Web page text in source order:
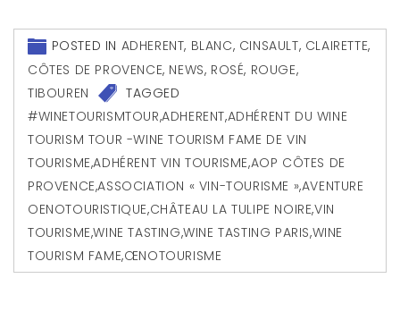
POSTED IN ADHERENT, BLANC, CINSAULT, CLAIRETTE,
CÔTES DE PROVENCE, NEWS, ROSÉ, ROUGE,
TIBOUREN
TAGGED
#WINETOURISMTOUR,ADHERENT,ADHÉRENT DU WINE
TOURISM TOUR -WINE TOURISM FAME DE VIN
TOURISME,ADHÉRENT VIN TOURISME,AOP CÔTES DE
PROVENCE,ASSOCIATION « VIN-TOURISME »,AVENTURE
OENOTOURISTIQUE,CHÂTEAU LA TULIPE NOIRE,VIN
TOURISME,WINE TASTING,WINE TASTING PARIS,WINE
TOURISM FAME,ŒNOTOURISME